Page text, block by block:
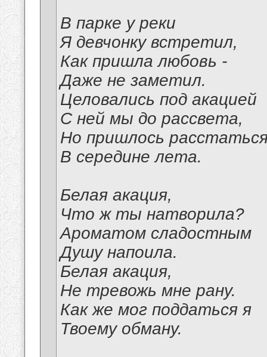
В парке у реки
Я девчонку встретил,
Как пришла любовь -
Даже не заметил.
Целовались под акацией
С ней мы до рассвета,
Но пришлось
В середине лета.
Белая акация,
Что ж ты натворила?
Ароматом сладостным
Душу напоила.
Белая акация,
Не тревожь мне рану.
Как же мог поддаться я
Твоему обману.